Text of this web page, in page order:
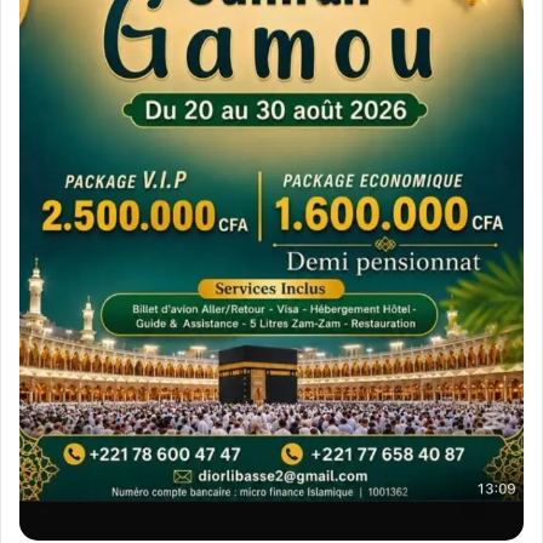
كمواجهة أيّ عدوٍّ أو محتلٍّ أو خائن.
الموقف من خلال المواثيق الدوليّة:
إنّ المواثيق الدوليّة المعاصرة والتي صدرت على شكل
إعلان أو توصية من خلال هيئة الأمم المتّحدة
ومؤسّساتها جاءت ومعها اتّفاقيّات جنيف الأربعة (عام
1949) لتشكّل ما يسمّى القانون الدولي الإنساني،
والذي جاء ينظّم العلاقات بين الناس كافّة، على
مستوى الأفراد أو الدول، وفي نصوص هذه المواثيق
ما يؤكّد على أنّ فعل بريطانية وأجيرها سلمان رشدي،
وكلّ من يماثله، إنّما هو مخالفة صريحة لما نصّت عليه
هذه المواثيق، وبذلك لا بدّ من ردعهم ليعودوا إلى
الصواب.
ففي الإعلان العالميّ لحقوق الإنسان (12-12-1948)،
جاء في الفِقرة الثانية من المادّة 29 ما يلي:
“يخضع الفرد في ممارسة حقوقه وحرّيّاته لتلك القيود